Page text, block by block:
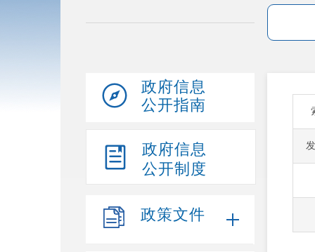
政府信息
公开指南
政府信息
公开制度
政策文件